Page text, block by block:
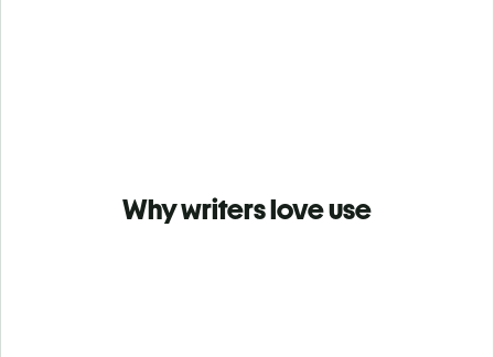
Why writers love use